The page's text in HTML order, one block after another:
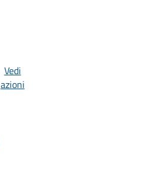
Vedi
azioni